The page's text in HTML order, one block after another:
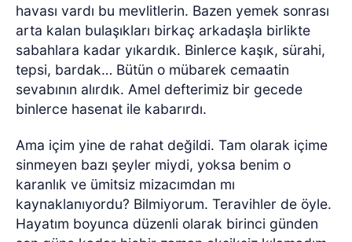
havası vardı bu mevlitlerin. Bazen yemek sonrası
arta kalan bulaşıkları birkaç arkadaşla birlikte
sabahlara kadar yıkardık. Binlerce kaşık, sürahi,
tepsi, bardak… Bütün o mübarek cemaatin
sevabının alırdık. Amel defterimiz bir gecede
binlerce hasenat ile kabarırdı.
Ama içim yine de rahat değildi. Tam olarak içime
sinmeyen bazı şeyler miydi, yoksa benim o
karanlık ve ümitsiz mizacımdan mı
kaynaklanıyordu? Bilmiyorum. Teravihler de öyle.
Hayatım boyunca düzenli olarak birinci günden